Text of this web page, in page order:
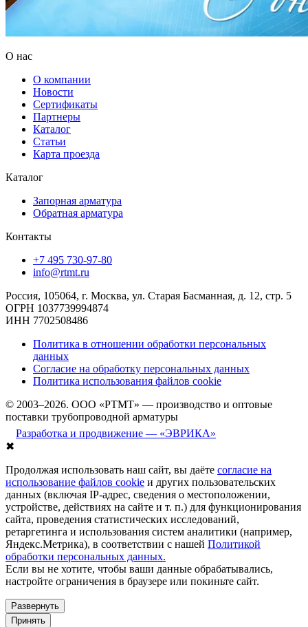
О нас
О компании
Новости
Сертификаты
Партнеры
Каталог
Статьи
Карта проезда
Каталог
Запорная арматура
Обратная арматура
Контакты
+7 495 730-97-80
info@rtmt.ru
Россия, 105064, г. Москва, ул. Старая Басманная, д. 12, стр. 5
ОГРН 1037739994874
ИНН 7702508486
Политика в отношении обработки персональных
данных
Согласие на обработку персональных данных
Политика использования файлов cookie
© 2003–2026. ООО «РТМТ» — производство и оптовые
поставки трубопроводной арматуры
Разработка и продвижение — «ЭВРИКА»
✖
Продолжая использовать наш сайт, вы даёте согласие на
использование файлов cookie и других пользовательских
данных (включая IP-адрес, сведения о местоположении,
устройстве, действиях на сайте и т. п.) для функционирования
сайта, проведения статистических исследований,
ретаргетинга и использования систем аналитики (например,
Яндекс.Метрика), в соответствии с нашей Политикой
обработки персональных данных.
Если вы не хотите, чтобы ваши данные обрабатывались,
настройте ограничения в браузере или покиньте сайт.
Развернуть
Принять